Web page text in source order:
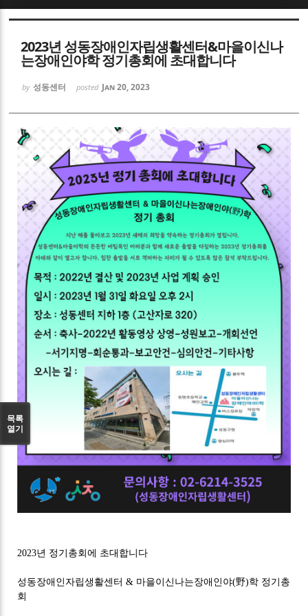
2023년 성동장애인자립생활센터&마을이신나
는장애인야학 정기총회에 초대합니다
by 성동센터 posted Jan 20, 2023
2023년 정기총회에 초대합니다
성동장애인자립생활센터 & 마을이신나는장애인야(野)학 정기총
회
목록
열기
Sketchbook5, 스케치북5
Sketchbook5, 스케치북5